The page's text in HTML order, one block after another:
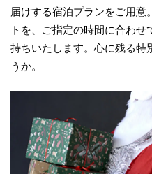
届けする宿泊プランをご用意
トを、ご指定の時間に合わ
持ちいたします。心に残る特
うか。